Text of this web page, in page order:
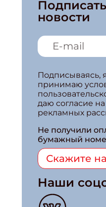
новости
Подписываясь,
принимаю
даю согласие
рекламных
Не получили
бумажный
Скажите
Наши